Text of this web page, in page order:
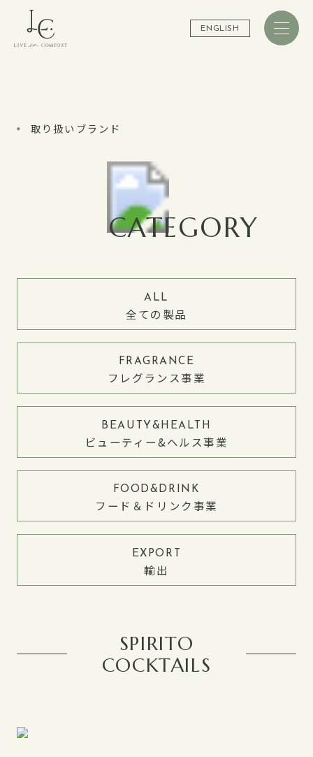
ENGLISH
社員インタビュー
採用に関する質問
公式アカウント
取り扱いブランド
CATEGORY
ALL
全ての製品
FRAGRANCE
フレグランス事業
BEAUTY&HEALTH
ビューティー&ヘルス事業
FOOD&DRINK
フード＆ドリンク事業
EXPORT
輸出
SPIRITO
COCKTAILS